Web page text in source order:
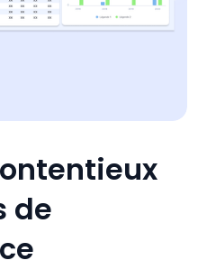
de